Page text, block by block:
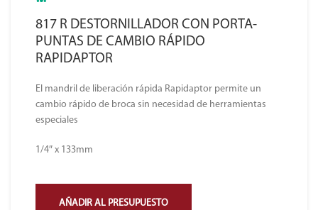
817 R DESTORNILLADOR CON PORTA-
PUNTAS DE CAMBIO RÁPIDO
RAPIDAPTOR
El mandril de liberación rápida Rapidaptor permite un
cambio rápido de broca sin necesidad de herramientas
especiales
1/4″ x 133mm
AÑADIR AL PRESUPUESTO